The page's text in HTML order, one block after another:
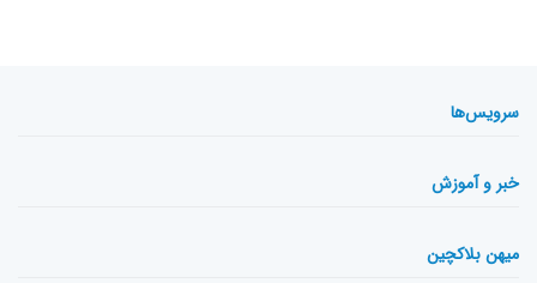
سرویس‌ها
خبر و آموزش
میهن بلاکچین